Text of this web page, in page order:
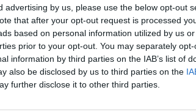
advertising by us, please use the below opt-out
that after your opt-out request is processed
based on personal information utilized by us
prior to your opt-out. You may separately
information by third parties on the IAB’s list of
also be disclosed by us to third parties on the
further disclose it to other third parties.
η μίξη και η παραγωγή
ενώ το master επιμελήθηκε ο